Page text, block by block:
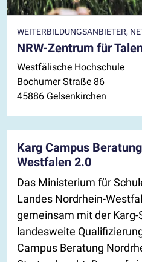
WEITERBILDUNGSANBIETER,
NRW-Zentrum für
Westfälische Hochschule
Bochumer Straße 86
45886 Gelsenkirchen
Karg Campus
Westfalen 2.0
Das Ministerium für
Landes Nordrhein-
gemeinsam mit der
landesweite
Campus Beratung